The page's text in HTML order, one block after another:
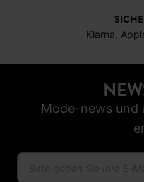
Klarna,
Mode-news und